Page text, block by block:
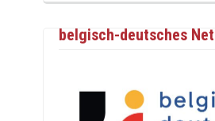
belgisch-deutsches